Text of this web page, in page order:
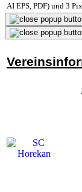
AI EPS, PDF) und 3